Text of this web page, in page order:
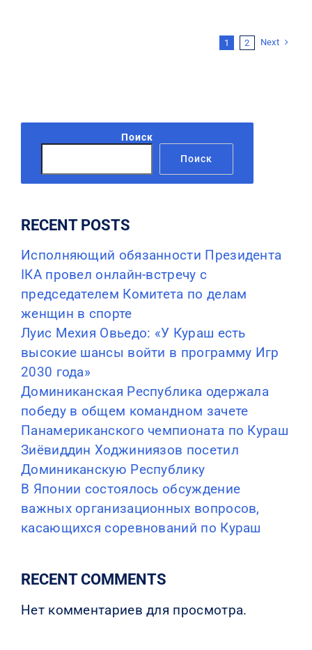
1 2 Next
Поиск
Поиск
RECENT POSTS
Исполняющий обязанности Президента
IКА провел онлайн-встречу с
председателем Комитета по делам
женщин в спорте
Луис Мехия Овьедо: «У Кураш есть
высокие шансы войти в программу Игр
2030 года»
Доминиканская Республика одержала
победу в общем командном зачете
Панамериканского чемпионата по Кураш
Зиёвиддин Ходжиниязов посетил
Доминиканскую Республику
В Японии состоялось обсуждение
важных организационных вопросов,
касающихся соревнований по Кураш
RECENT COMMENTS
Нет комментариев для просмотра.